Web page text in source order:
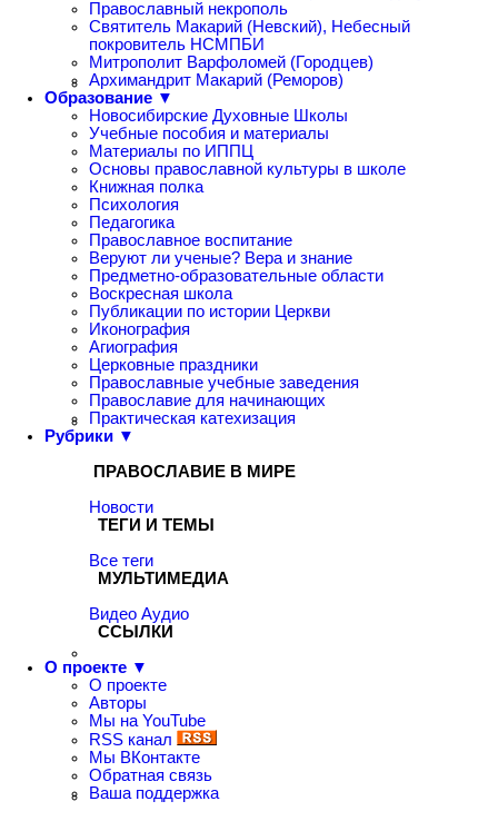
Православный некрополь
Святитель Макарий (Невский), Небесный
покровитель НСМПБИ
Митрополит Варфоломей (Городцев)
Архимандрит Макарий (Реморов)
Образование ▼
Новосибирские Духовные Школы
Учебные пособия и материалы
Материалы по ИППЦ
Основы православной культуры в школе
Книжная полка
Психология
Педагогика
Православное воспитание
Веруют ли ученые? Вера и знание
Предметно-образовательные области
Воскресная школа
Публикации по истории Церкви
Иконография
Агиография
Церковные праздники
Православные учебные заведения
Православие для начинающих
Практическая катехизация
Рубрики ▼
ПРАВОСЛАВИЕ В МИРЕ
Новости
ТЕГИ И ТЕМЫ
Все теги
МУЛЬТИМЕДИА
Видео Аудио
ССЫЛКИ
О проекте ▼
О проекте
Авторы
Мы на YouTube
RSS канал
Мы ВКонтакте
Обратная связь
Ваша поддержка